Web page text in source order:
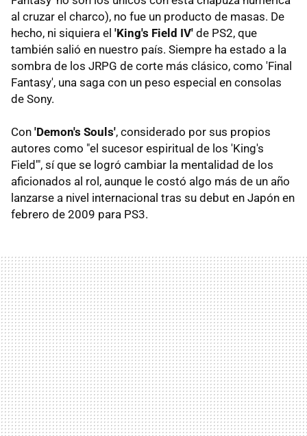
al cruzar el charco), no fue un producto de masas. De
hecho, ni siquiera el 'King's Field IV' de PS2, que
también salió en nuestro país. Siempre ha estado a la
sombra de los JRPG de corte más clásico, como 'Final
Fantasy', una saga con un peso especial en consolas
de Sony.
Con 'Demon's Souls', considerado por sus propios
autores como "el sucesor espiritual de los 'King's
Field'", sí que se logró cambiar la mentalidad de los
aficionados al rol, aunque le costó algo más de un año
lanzarse a nivel internacional tras su debut en Japón en
febrero de 2009 para PS3.